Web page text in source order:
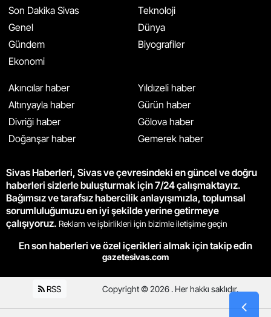
Son Dakika Sivas
Genel
Gündem
Ekonomi
Teknoloji
Dünya
Biyografiler
Akıncılar haber
Altınyayla haber
Divriği haber
Doğanşar haber
Yıldızeli haber
Gürün haber
Gölova haber
Gemerek haber
Sivas Haberleri, Sivas ve çevresindeki en güncel ve doğru
haberleri sizlerle buluşturmak için 7/24 çalışmaktayız.
Bağımsız ve tarafsız habercilik anlayışımızla, toplumsal
sorumluluğumuzu en iyi şekilde yerine getirmeye
çalışıyoruz. Reklam ve işbirlikleri için bizimle iletişime geçin
En son haberleri ve özel içerikleri almak için takip edin
gazetesivas.com
RSS Copyright © 2026 . Her hakkı saklıdır.